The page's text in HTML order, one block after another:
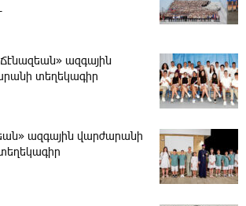
ազգային
տեղեկագիր
ազգային վարժարանի